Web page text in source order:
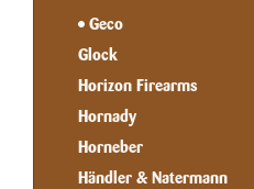
Geco
Glock
Horizon Firearms
Hornady
Horneber
Händler & Natermann